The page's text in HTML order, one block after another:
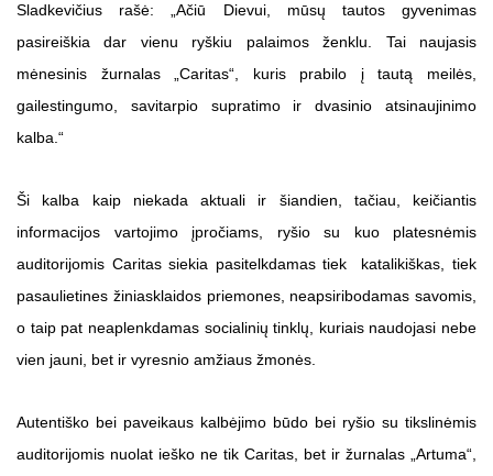
Sladkevičius rašė: „Ačiū Dievui, mūsų tautos gyvenimas
pasireiškia dar vienu ryškiu palaimos ženklu. Tai naujasis
mėnesinis žurnalas „Caritas“, kuris prabilo į tautą meilės,
gailestingumo, savitarpio supratimo ir dvasinio atsinaujinimo
kalba.“
Ši kalba kaip niekada aktuali ir šiandien, tačiau, keičiantis
informacijos vartojimo įpročiams, ryšio su kuo platesnėmis
auditorijomis Caritas siekia pasitelkdamas tiek katalikiškas, tiek
pasaulietines žiniasklaidos priemones, neapsiribodamas savomis,
o taip pat neaplenkdamas socialinių tinklų, kuriais naudojasi nebe
vien jauni, bet ir vyresnio amžiaus žmonės.
Autentiško bei paveikaus kalbėjimo būdo bei ryšio su tikslinėmis
auditorijomis nuolat ieško ne tik Caritas, bet ir žurnalas „Artuma“,